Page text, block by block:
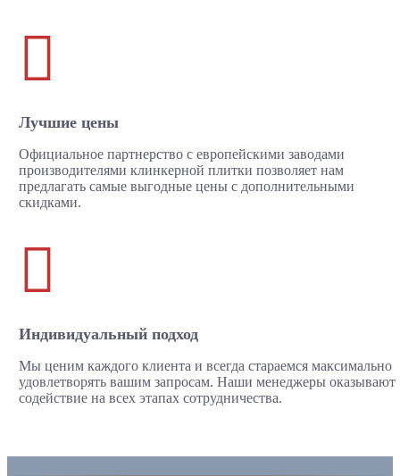

Лучшие цены
Официальное партнерство с европейскими заводами
производителями клинкерной плитки позволяет нам
предлагать самые выгодные цены с дополнительными
скидками.

Индивидуальный подход
Мы ценим каждого клиента и всегда стараемся максимально
удовлетворять вашим запросам. Наши менеджеры оказывают
содействие на всех этапах сотрудничества.